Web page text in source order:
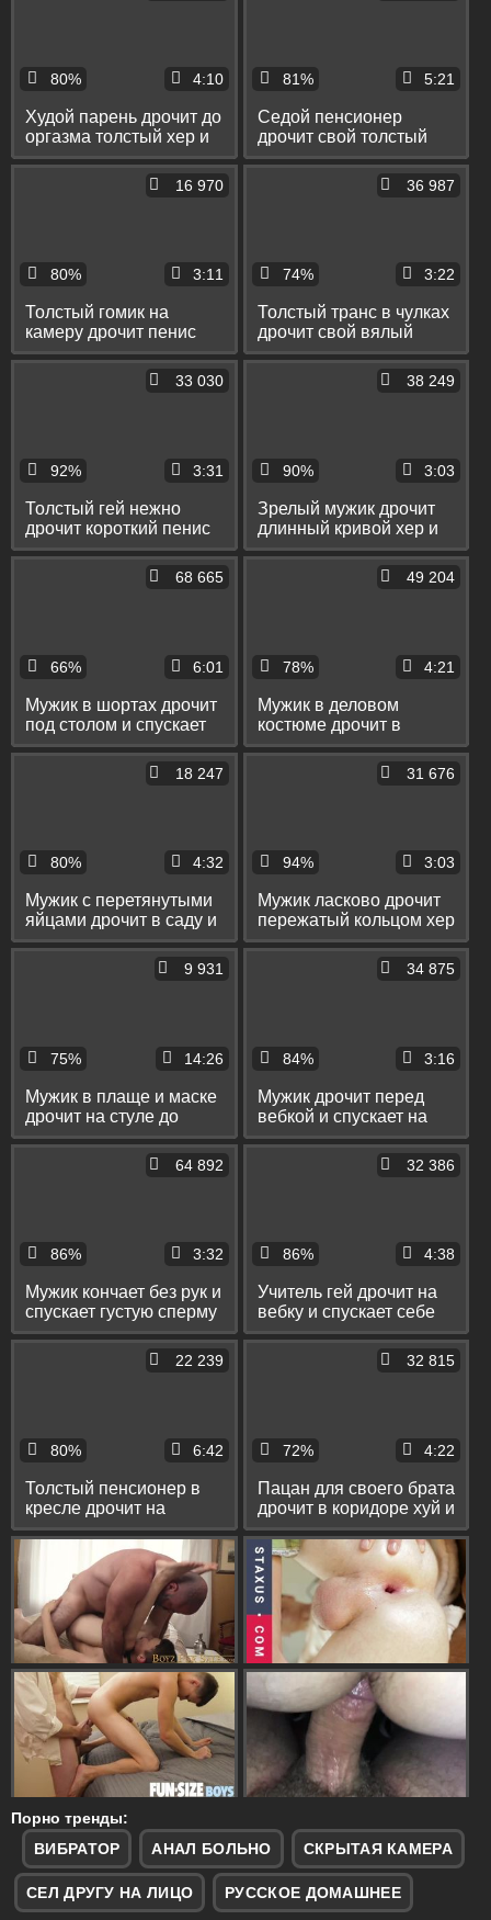
80% 4:10
Худой парень дрочит до
оргазма толстый хер и
спускает сперму на пол
81% 5:21
Седой пенсионер
дрочит свой толстый
хер пылесосом и
спускает сперму на пол
80%
16 970
3:11
Толстый гомик на
камеру дрочит пенис
вибратором и спускает
на него сперму
74%
36 987
3:22
Толстый транс в чулках
дрочит свой вялый
член и спускает сперму
92%
33 030
3:31
Толстый гей нежно
дрочит короткий пенис
и два раза спускает
себе в ладонь сперму
90%
38 249
3:03
Зрелый мужик дрочит
длинный кривой хер и
спускает сперму на пол
66%
68 665
6:01
Мужик в шортах дрочит
под столом и спускает
сперму себе на ляжку
78%
49 204
4:21
Мужик в деловом
костюме дрочит в
туалете поезда и
спускает сперму на пол
80%
18 247
4:32
Мужик с перетянутыми
яйцами дрочит в саду и
спускает сперму себе
94%
31 676
3:03
Мужик ласково дрочит
пережатый кольцом хер
и спускает сперму себе
75%
9 931
14:26
Мужик в плаще и маске
дрочит на стуле до
оргазма и спускает
84%
34 875
3:16
Мужик дрочит перед
вебкой и спускает на
стол свою густую
86%
64 892
3:32
Мужик кончает без рук и
спускает густую сперму
на полотенце
86%
32 386
4:38
Учитель гей дрочит на
вебку и спускает себе
на живот сперму
80%
22 239
6:42
Толстый пенсионер в
кресле дрочит на
камеру писюн и трахает
себя пальцами в анус
72%
32 815
4:22
Пацан для своего брата
дрочит в коридоре хуй и
спускает сперму на
камеру
Порно тренды:
ВИБРАТОР
АНАЛ БОЛЬНО СКРЫТАЯ КАМЕРА
СЕЛ ДРУГУ НА ЛИЦО РУССКОЕ ДОМАШНЕЕ